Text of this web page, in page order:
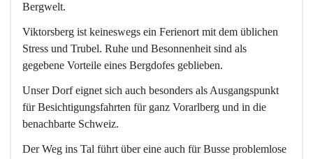
Bergwelt.
Viktorsberg ist keineswegs ein Ferienort mit dem üblichen
Stress und Trubel. Ruhe und Besonnenheit sind als
gegebene Vorteile eines Bergdofes geblieben.
Unser Dorf eignet sich auch besonders als Ausgangspunkt
für Besichtigungsfahrten für ganz Vorarlberg und in die
benachbarte Schweiz.
Der Weg ins Tal führt über eine auch für Busse problemlose